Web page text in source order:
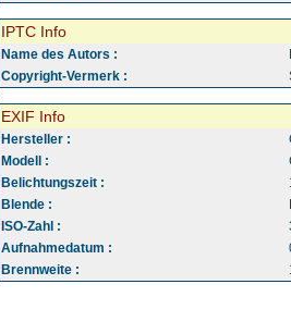
IPTC Info
Name des Autors :
Copyright-Vermerk :
EXIF Info
Hersteller :
Modell :
Belichtungszeit :
Blende :
ISO-Zahl :
Aufnahmedatum :
Brennweite :